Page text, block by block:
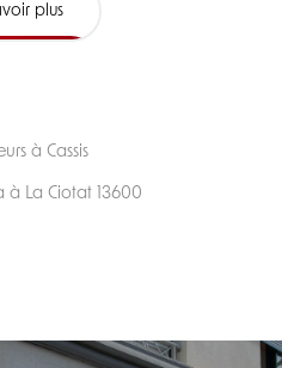
plus
à Cassis
à La Ciotat 13600